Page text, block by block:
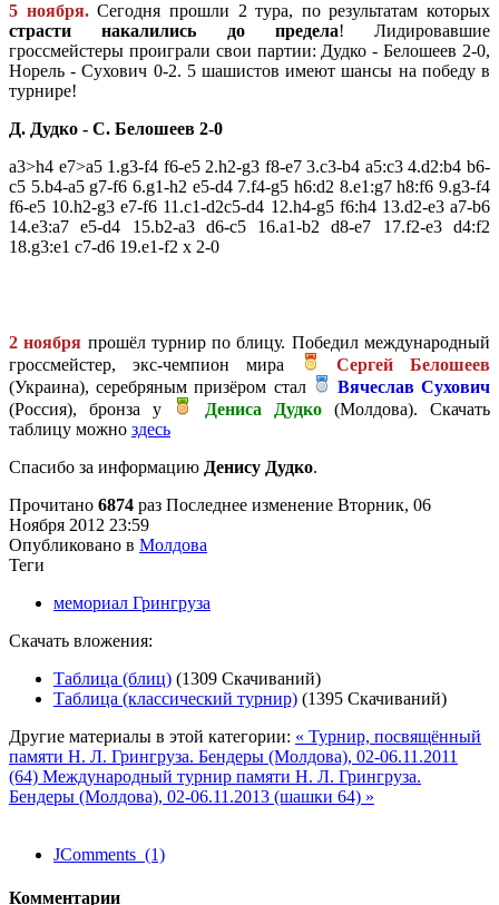
5 ноября.Сегодня прошли 2 тура, по результатам которых
страсти накалились до предела! Лидировавшие
гроссмейстеры проиграли свои партии: Дудко - Белошеев 2-0,
Норель - Сухович 0-2. 5 шашистов имеют шансы на победу в
турнире!
Д. Дудко - С. Белошеев 2-0
a3>h4 e7>a5 1.g3-f4 f6-e5 2.h2-g3 f8-e7 3.c3-b4 a5:c3 4.d2:b4 b6-
c5 5.b4-a5 g7-f6 6.g1-h2 e5-d4 7.f4-g5 h6:d2 8.e1:g7 h8:f6 9.g3-f4
f6-e5 10.h2-g3 e7-f6 11.c1-d2c5-d4 12.h4-g5 f6:h4 13.d2-e3 a7-b6
14.e3:a7 e5-d4 15.b2-a3 d6-c5 16.a1-b2 d8-e7 17.f2-e3 d4:f2
18.g3:e1 c7-d6 19.e1-f2 x 2-0
2 ноября прошёл турнир по блицу. Победил международный
гроссмейстер, экс-чемпион мира
Сергей Белошеев
(Украина), серебряным призёром стал
Вячеслав Сухович
(Россия), бронза у
Дениса Дудко (Молдова). Скачать
таблицу можно здесь
Спасибо за информацию Денису Дудко.
Прочитано 6874 раз Последнее изменение Вторник, 06
Ноября 2012 23:59
Опубликовано в Молдова
Теги
мемориал Грингруза
Скачать вложения:
Таблица (блиц) (1309 Скачиваний)
Таблица (классический турнир) (1395 Скачиваний)
Другие материалы в этой категории: « Турнир, посвящённый
памяти Н. Л. Грингруза. Бендеры (Молдова), 02-06.11.2011
(64) Международный турнир памяти Н. Л. Грингруза.
Бендеры (Молдова), 02-06.11.2013 (шашки 64) »
JComments (1)
Комментарии